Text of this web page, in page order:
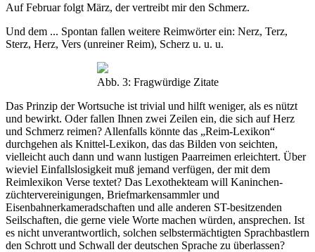
Auf Februar folgt März, der vertreibt mir den Schmerz.
Und dem ... Spontan fallen weitere Reimwörter ein: Nerz, Terz,
Sterz, Herz, Vers (unreiner Reim), Scherz u. u. u.
Abb. 3: Fragwürdige Zitate
Das Prinzip der Wortsuche ist trivial und hilft weniger, als es nützt
und bewirkt. Oder fallen Ihnen zwei Zeilen ein, die sich auf Herz
und Schmerz reimen? Allenfalls könnte das „Reim-Lexikon“
durchgehen als Knittel-Lexikon, das das Bilden von seichten,
vielleicht auch dann und wann lustigen Paarreimen erleichtert. Über
wieviel Einfallslosigkeit muß jemand verfügen, der mit dem
Reimlexikon Verse textet? Das Lexothekteam will Kaninchen-
züchtervereinigungen, Briefmarkensammler und
Eisenbahnerkameradschaften und alle anderen ST-besitzenden
Seilschaften, die gerne viele Worte machen würden, ansprechen. Ist
es nicht unverantwortlich, solchen selbstermächtigten Sprachbastlern
den Schrott und Schwall der deutschen Sprache zu überlassen?